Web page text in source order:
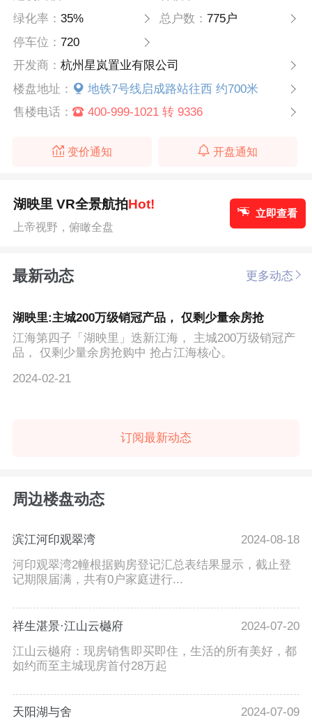
绿化率：35% 总户数： 775户
停车位：720
开发商：杭州星岚置业有限公司
楼盘地址：
地铁7号线启成路站往西 约700米
售楼电话：
400-999-1021 转 9336
变价通知 开盘通知
湖映里 VR全景航拍Hot!
上帝视野，俯瞰全盘
立即查看
最新动态 更多动态
湖映里:主城200万级销冠产品， 仅剩少量余房抢
江海第四子「湖映里」迭新江海， 主城200万级销冠产
品， 仅剩少量余房抢购中 抢占江海核心。
2024-02-21
订阅最新动态
周边楼盘动态
滨江河印观翠湾
2024-08-18
河印观翠湾2幢根据购房登记汇总表结果显示，截止登
记期限届满，共有0户家庭进行...
祥生湛景·江山云樾府
2024-07-20
江山云樾府：现房销售即买即住，生活的所有美好，都
如约而至主城现房首付28万起
天阳湖与舍
2024-07-09